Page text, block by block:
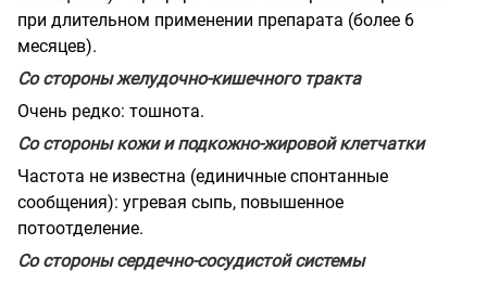
при длительном применении препарата (более 6
месяцев).
Со стороны желудочно-кишечного тракта
Очень редко: тошнота.
Со стороны кожи и подкожно-жировой клетчатки
Частота не известна (единичные спонтанные
сообщения): угревая сыпь, повышенное
потоотделение.
Со стороны сердечно-сосудистой системы